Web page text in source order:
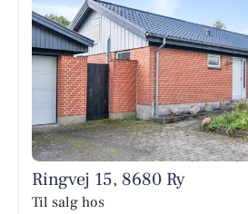
Ringvej 15, 8680 Ry
Til salg hos